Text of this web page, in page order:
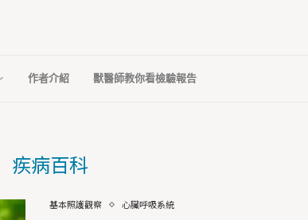
作者介紹 獸醫師教你看檢驗報告
疾病百科
基本照護觀察 心臟呼吸系統